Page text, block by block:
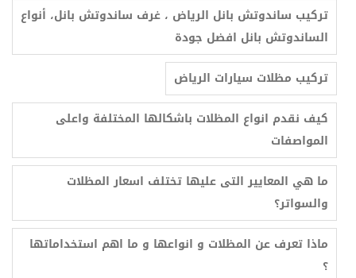
تركيب ساندوتش بانل الرياض ، غرف ساندوتش بانل، أنواع
الساندوتش بانل افضل جودة
ترکیب مظلات سيارات الرياض
كيف نقدم انواع المظلات باشكالها المختلفة واعلى
المواصفات
ما هي المعايير التى عليها تختلف اسعار المظلات
والسواتر؟
ماذا تعرف عن المظلات و انواعها و ما اهم استخداماتها
؟